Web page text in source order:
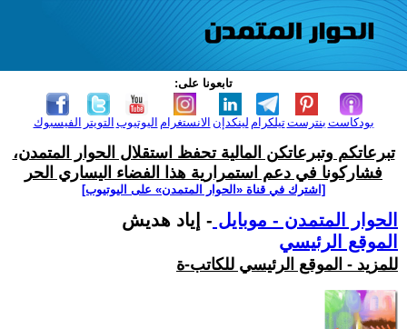
تابعونا على:
الفيسبوك التويتر اليوتيوب الانستغرام لينكدإن تيلكرامبنترست بودكاست
تبرعاتكم وتبرعاتكن المالية تحفظ استقلال الحوار المتمدن،
فشاركونا في دعم استمرارية هذا الفضاء اليساري الحر
[اشترك في قناة ‫«الحوار المتمدن» على اليوتيوب]
الحوار المتمدن - موبايل - إياد هديش
الموقع الرئيسي
للمزيد - الموقع الرئيسي للكاتب-ة